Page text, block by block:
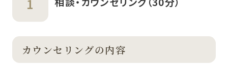
カウンセリングの内容